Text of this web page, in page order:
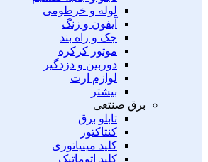
لوله و خرطومی
آیفون و زنگ
جک و راه بند
موتور کرکره
دوربین و دزدگیر
لوازم ارت
بیشتر
برق صنتعی
تابلو برق
کنتاکتور
کلید مینیاتوری
کلید اتوماتیک